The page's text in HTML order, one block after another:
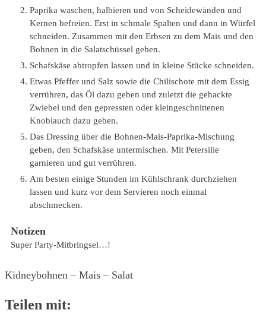
Paprika waschen, halbieren und von Scheidewänden und
Kernen befreien. Erst in schmale Spalten und dann in Würfel
schneiden. Zusammen mit den Erbsen zu dem Mais und den
Bohnen in die Salatschüssel geben.
Schafskäse abtropfen lassen und in kleine Stücke schneiden.
Etwas Pfeffer und Salz sowie die Chilischote mit dem Essig
verrühren, das Öl dazu geben und zuletzt die gehackte
Zwiebel und den gepressten oder kleingeschnittenen
Knoblauch dazu geben.
Das Dressing über die Bohnen-Mais-Paprika-Mischung
geben, den Schafskäse untermischen. Mit Petersilie
garnieren und gut verrühren.
Am besten einige Stunden im Kühlschrank durchziehen
lassen und kurz vor dem Servieren noch einmal
abschmecken.
Notizen
Super Party-Mitbringsel…!
Kidneybohnen – Mais – Salat
Teilen mit: